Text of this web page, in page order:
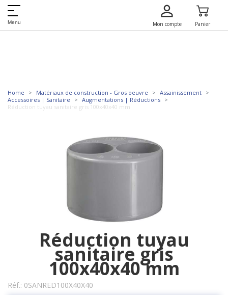
Menu Mon compte Panier
Home Matériaux de construction - Gros oeuvre
Assainissement
Accessoires | Sanitaire
Augmentations | Réductions
Réduction tuyau sanitaire gris 100x40x40 mm
Réduction tuyau
sanitaire gris
100x40x40 mm
Réf.: 0SANRED100X40X40